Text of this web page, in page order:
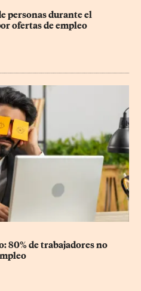
personas durante el
ofertas de empleo
80% de trabajadores no